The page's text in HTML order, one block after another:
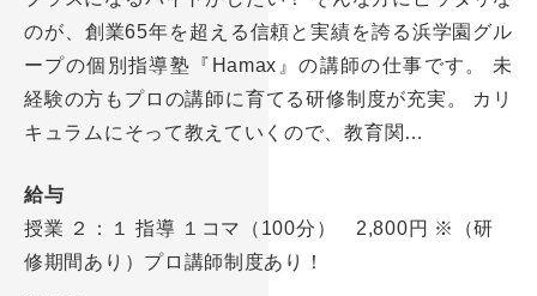
のが、創業65年を超える信頼と実績を誇る浜学園グル
ープの個別指導塾『Hamax』の講師の仕事です。 未
経験の方もプロの講師に育てる研修制度が充実。 カリ
キュラムにそって教えていくので、教育関…
給与
授業 ２：１ 指導 １コマ（100分） 2,800円 ※（研
修期間あり）プロ講師制度あり！